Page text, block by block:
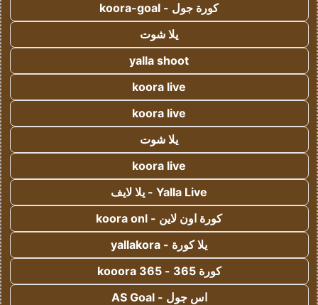
كورة جول - koora-goal
يلا شوت
yalla shoot
koora live
koora live
يلا شوت
koora live
Yalla Live - يلا لايف
كورة اون لاين - koora onl
يلا كورة - yallakora
كورة 365 - kooora 365
اس جول - AS Goal